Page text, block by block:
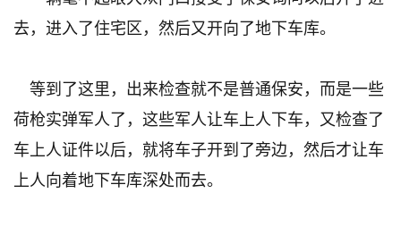
去，进入了住宅区，然后又开向了地下车库。
等到了这里，出来检查就不是普通保安，而是一些
荷枪实弹军人了，这些军人让车上人下车，又检查了
车上人证件以后，就将车子开到了旁边，然后才让车
上人向着地下车库深处而去。